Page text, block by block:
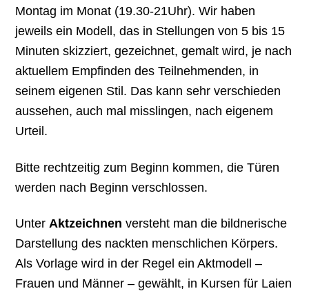
Montag im Monat (19.30-21Uhr). Wir haben
jeweils ein Modell, das in Stellungen von 5 bis 15
Minuten skizziert, gezeichnet, gemalt wird, je nach
aktuellem Empfinden des Teilnehmenden, in
seinem eigenen Stil. Das kann sehr verschieden
aussehen, auch mal misslingen, nach eigenem
Urteil.
Bitte rechtzeitig zum Beginn kommen, die Türen
werden nach Beginn verschlossen.
Unter Aktzeichnen versteht man die bildnerische
Darstellung des nackten menschlichen Körpers.
Als Vorlage wird in der Regel ein Aktmodell –
Frauen und Männer – gewählt, in Kursen für Laien